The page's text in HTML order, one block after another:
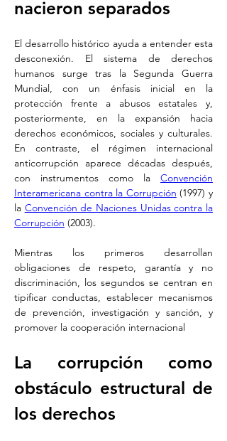
nacieron separados
El desarrollo histórico ayuda a entender esta
desconexión. El sistema de derechos
humanos surge tras la Segunda Guerra
Mundial, con un énfasis inicial en la
protección frente a abusos estatales y,
posteriormente, en la expansión hacia
derechos económicos, sociales y culturales.
En contraste, el régimen internacional
anticorrupción aparece décadas después,
con instrumentos como la Convención
Interamericana contra la Corrupción (1997) y
la Convención de Naciones Unidas contra la
Corrupción (2003).
Mientras los primeros desarrollan
obligaciones de respeto, garantía y no
discriminación, los segundos se centran en
tipificar conductas, establecer mecanismos
de prevención, investigación y sanción, y
promover la cooperación internacional
La corrupción como
obstáculo estructural de
los derechos